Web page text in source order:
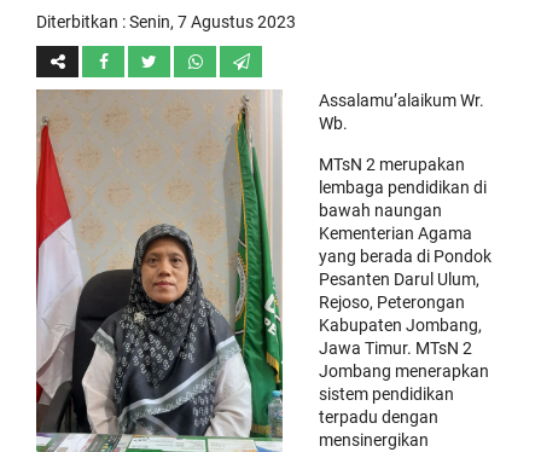
Diterbitkan :Senin, 7 Agustus 2023
Assalamu’alaikum Wr.
Wb.
MTsN 2 merupakan
lembaga pendidikan di
bawah naungan
Kementerian Agama
yang berada di Pondok
Pesanten Darul Ulum,
Rejoso, Peterongan
Kabupaten Jombang,
Jawa Timur. MTsN 2
Jombang menerapkan
sistem pendidikan
terpadu dengan
mensinergikan